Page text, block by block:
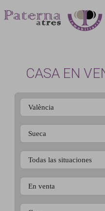
CASA EN